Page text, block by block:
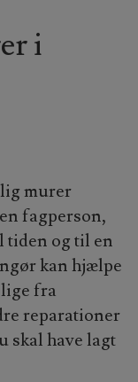
i
murer
fagperson,
tiden og til en
kan hjælpe
fra
reparationer
skal have lagt